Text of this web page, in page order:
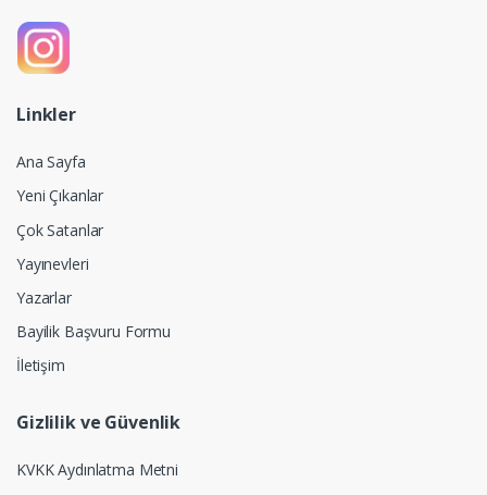
Linkler
Ana Sayfa
Yeni Çıkanlar
Çok Satanlar
Yayınevleri
Yazarlar
Bayilik Başvuru Formu
İletişim
Gizlilik ve Güvenlik
KVKK Aydınlatma Metni